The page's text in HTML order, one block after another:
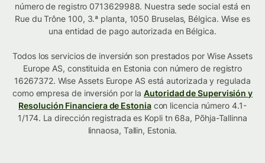
número de registro 0713629988. Nuestra sede social está en
Rue du Trône 100, 3.ª planta, 1050 Bruselas, Bélgica. Wise es
una entidad de pago autorizada en Bélgica.
Todos los servicios de inversión son prestados por Wise Assets
Europe AS, constituida en Estonia con número de registro
16267372. Wise Assets Europe AS está autorizada y regulada
como empresa de inversión por laAutoridad de Supervisión y
Resolución Financiera de Estoniacon licencia número 4.1-
1/174. La dirección registrada es Kopli tn 68a, Põhja-Tallinna
linnaosa, Tallin, Estonia.